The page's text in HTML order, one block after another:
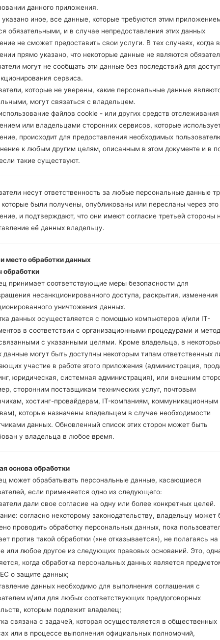
LGH443(LGH443)
Модель и ее характеристики
LGH443
10 миллиметров (0.39
133.3 x 66.1 миллиметров
124.4 грамм (4.37 унции)
Android 5.0.1 (Lollipop),
1.2 GHz Cortex-A53,
Четырехъядерный
1GB
8GB
microSD, до 32 GB
Сеть и данные
1 Микро SIM
GSM 850/900/1800/1900 MHz
HSPA 900/1900/2100 MHz
LTE band 1(2100), 3(1800),
GPRS/EDGE
Дисплей
4.7 in (~69.1% соотношение
IPS LCD емкостный
720 x 1280 пикселей (~312
данного приложения.
указано иное, все данные, которые требуются этим
обязательными, и в случае непредоставления этих данных
не сможет предоставить свои услуги. В тех случаях, когда
прямо указано, что некоторые данные не являются
могут не сообщать эти данные без последствий для
сервиса.
которые не уверены, какие персональные данные
могут связаться с владельцем.
файлов cookie - или других средств
или владельцами сторонних сервисов, которые
происходит для предоставления необходимых
к любым другим целям, описанным в этом документе и в
такие существуют.
несут ответственность за любые персональные данные
которые были получены, опубликованы или пересланы через это
и подтверждают, что они имеют согласие третьей стороны
её данных владельцу.
место обработки данных
принимает соответствующие меры безопасности для
несанкционированного доступа, раскрытия, изменения
уничтожения данных.
данных осуществляется с помощью компьютеров и/или IT-
в соответствии с организационными процедурами и
с указанными целями. Кроме владельца, в
данные могут быть доступны некоторым типам ответственных
участие в работе этого приложения (администрация,
юридическая, системная администрация), или внешним
сторонним поставщикам технических услуг, почтовым
хостинг-провайдерам, IT-компаниям, коммуникационным
которые назначены владельцем в случае необходимости
данных. Обновленный список этих сторон может быть
у владельца в любое время.
основа обработки
может обрабатывать персональные данные, касающиеся
если применяется одно из следующего:
дали свое согласие на одну или более конкретных целей.
согласно некоторому законодательству, владельцу может
проводить обработку персональных данных, пока
против такой обработки («не отказывается»), не полагаясь на
или любое другое из следующих правовых оснований. Это,
когда обработка персональных данных является
о защите данных;
данных необходимо для выполнения соглашения с
и/или для любых соответствующих преддоговорных
которым подлежит владелец;
связана с задачей, которая осуществляется в общественных
или в процессе выполнения официальных полномочий,